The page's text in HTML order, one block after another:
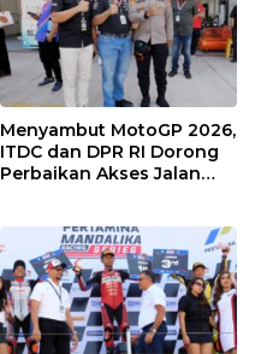
Menyambut MotoGP 2026,
ITDC dan DPR RI Dorong
Perbaikan Akses Jalan